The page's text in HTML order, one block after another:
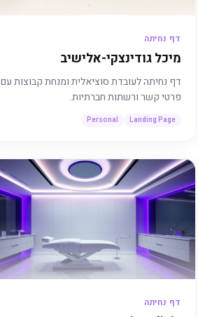
דף נחיתה
מיכל גודינצקי-אלישיב
דף נחיתה לעובדת סוציאלית ומנחת קבוצות עם
פרטי קשר ורשתות חברתיות.
Landing Page
Personal
דף נחיתה